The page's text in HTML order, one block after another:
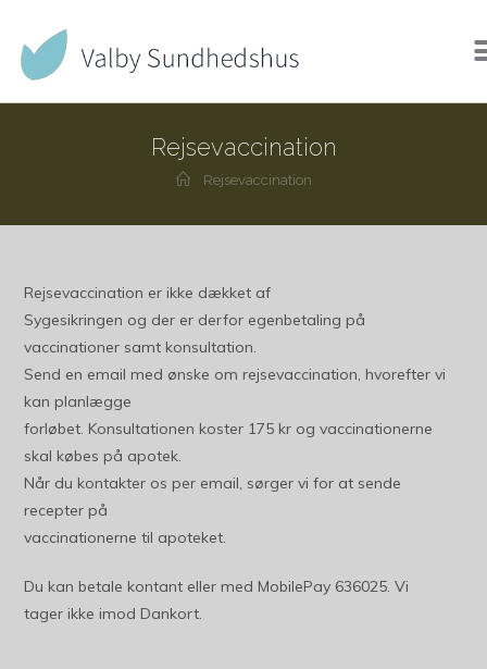
Rejsevaccination
Rejsevaccination
Rejsevaccination er ikke dækket af
Sygesikringen og der er derfor egenbetaling på
vaccinationer samt konsultation.
Send en email med ønske om rejsevaccination, hvorefter vi
kan planlægge
forløbet. Konsultationen koster 175 kr og vaccinationerne
skal købes på apotek.
Når du kontakter os per email, sørger vi for at sende
recepter på
vaccinationerne til apoteket.
Du kan betale kontant eller med MobilePay 636025. Vi
tager ikke imod Dankort.